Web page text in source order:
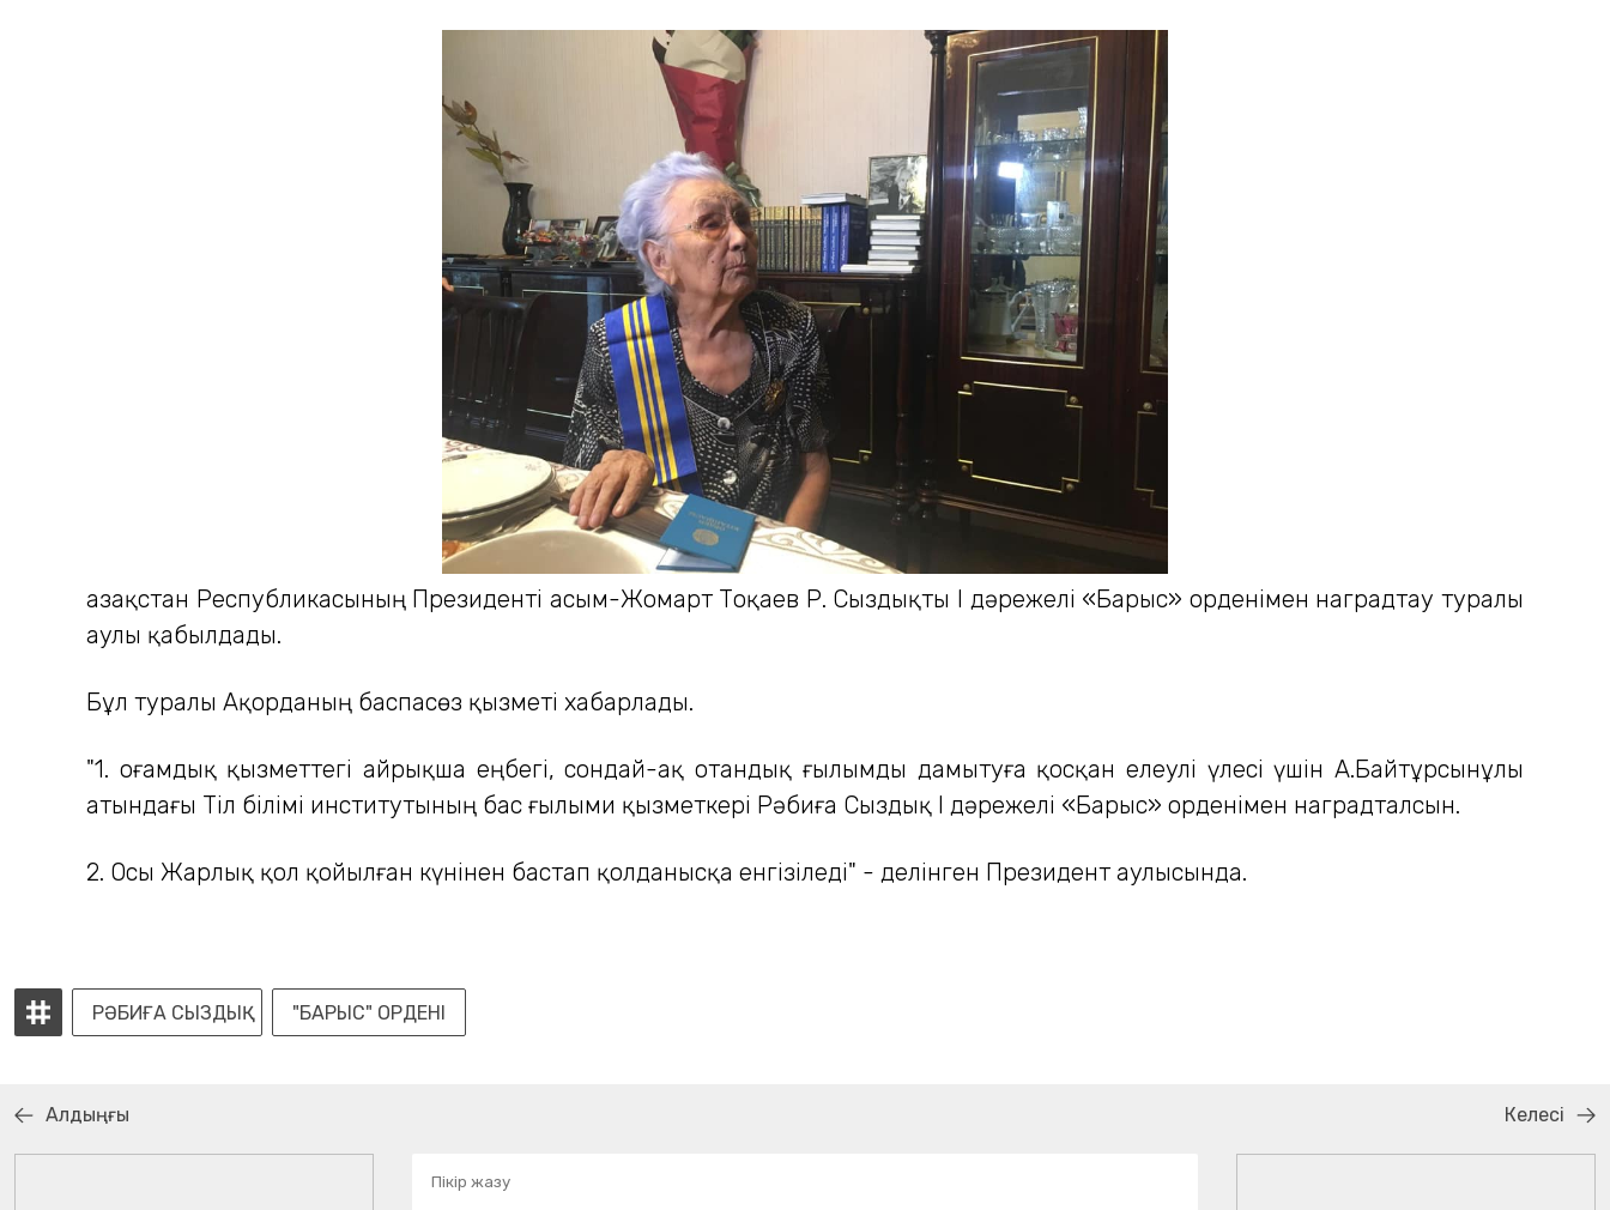
Қазақстан Республикасының Президенті Қасым-Жомарт Тоқаев Р. Сыздықты І дәрежелі «Барыс» орденімен наградтау туралы
Қаулы қабылдады.
Бұл туралы Ақорданың баспасөз қызметі хабарлады.
"1. Қоғамдық қызметтегі айрықша еңбегі, сондай-ақ отандық ғылымды дамытуға қосқан елеулі үлесі үшін А.Байтұрсынұлы
атындағы Тіл білімі институтының бас ғылыми қызметкері Рәбиға Сыздық І дәрежелі «Барыс» орденімен наградталсын.
2. Осы Жарлық қол қойылған күнінен бастап қолданысқа енгізіледі" - делінген Президент Қаулысында.
РӘБИҒА СЫЗДЫҚ "БАРЫС" ОРДЕНІ
Алдыңғы Келесі